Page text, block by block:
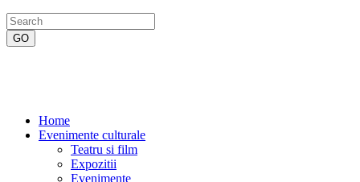
Home
Evenimente culturale
Teatru si film
Expozitii
Evenimente